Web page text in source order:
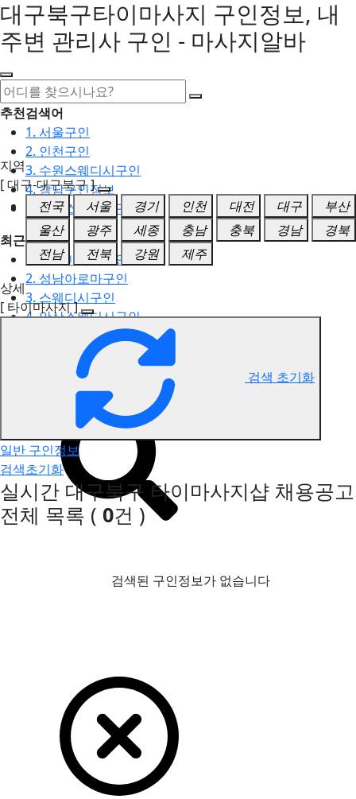
대구북구타이마사지 구인정보, 내
주변 관리사 구인 - 마사지알바
추천검색어
1. 서울구인
2. 인천구인
3. 수원스웨디시구인
4. 강남구인정보
5. 동탄스웨디시구인
최근검색어
1. 일산마사지구인
2. 성남아로마구인
3. 스웨디시구인
4. 안산스웨디시구인
5. 아로마구인
대구북구 타이마사지 구인정보
지역
[ 대구-대구북구 ]
전국
서울 경기 인천 대전 대구
부산
울산
광주 세종 충남 충북 경남
경북
전남
전북 강원
제주
상세
[ 타이마사지 ]
검색 초기화
일반 구인정보
검색초기화
실시간 대구북구 타이마사지샵 채용공고
전체 목록 ( 0건 )
검색된 구인정보가 없습니다